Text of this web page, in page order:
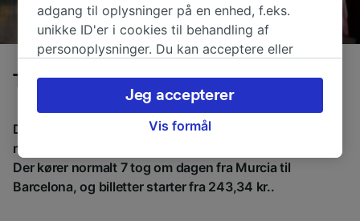
Tog fra Murcia til Barcelona
Den gennemsnitlige tid at rejse fra Murcia til Barcelona
med tog er 9t 51m over en afstand på omkring 473 km.
Der kører normalt 7 tog om dagen fra Murcia til
Barcelona, og billetter starter fra 243,34 kr..
adgang til oplysninger på en enhed, f.eks.
unikke ID'er i cookies til behandling af
personoplysninger. Du kan acceptere eller
herunder din ret til at gøre indsigelse, hvor
legitim interesse bruges, eller når som helst på
siden om privatlivspolitik. Disse valg
browsingdata. Dine data vil ikke blive brugt til
sporingsformål, hvis du har bedt os om ikke at
Vis formål
Jeg accepterer